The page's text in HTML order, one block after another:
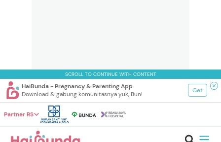
SCROLL TO CONTINUE WITH CONTENT
HaiBunda - Pregnancy & Parenting App
Download & gabung komunitasnya yuk, Bun!
Get
Partner RS